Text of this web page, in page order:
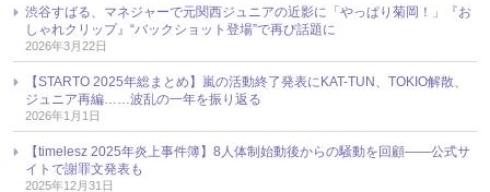
渋谷すばる、マネジャーで元関西ジュニアの近影に「やっぱり菊岡！」『お
しゃれクリップ』“バックショット登場”で再び話題に
2026年3月22日
【STARTO 2025年総まとめ】嵐の活動終了発表にKAT-TUN、TOKIO解散、
ジュニア再編……波乱の一年を振り返る
2026年1月1日
【timelesz 2025年炎上事件簿】8人体制始動後からの騒動を回顧――公式サ
イトで謝罪文発表も
2025年12月31日